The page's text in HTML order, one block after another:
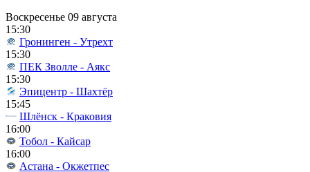
Воскресенье 09 августа
15:30
Гронинген - Утрехт
15:30
ПЕК Зволле - Аякс
15:30
Эпицентр - Шахтёр
15:45
Шлёнск - Краковия
16:00
Тобол - Кайсар
16:00
Астана - Окжетпес